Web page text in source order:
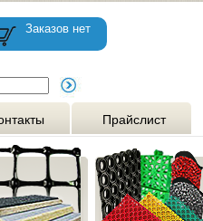
Заказов нет
Прайслист